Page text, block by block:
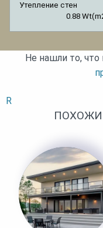
Утепление стен
0.88
Не нашли то, что
R